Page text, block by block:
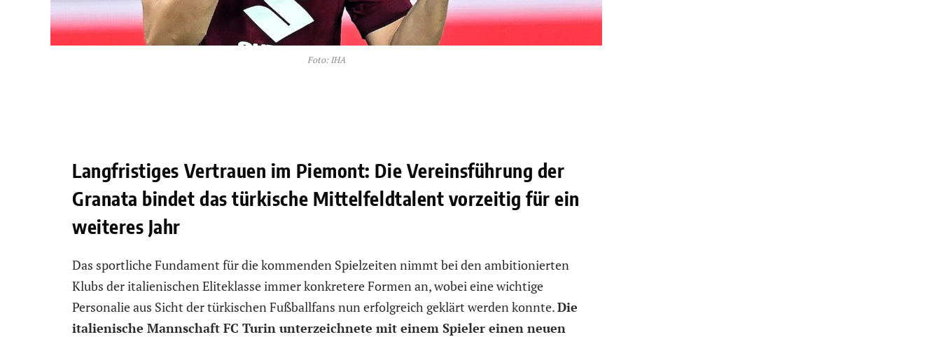
Foto: IHA
Langfristiges Vertrauen im Piemont: Die Vereinsführung der
Granata bindet das türkische Mittelfeldtalent vorzeitig für ein
weiteres Jahr
Das sportliche Fundament für die kommenden Spielzeiten nimmt bei den ambitionierten
Klubs der italienischen Eliteklasse immer konkretere Formen an, wobei eine wichtige
Personalie aus Sicht der türkischen Fußballfans nun erfolgreich geklärt werden konnte.Die
italienische Mannschaft FC Turin unterzeichnete mit einem Spieler einen neuen